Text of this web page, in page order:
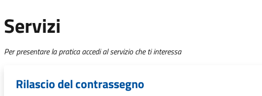
Servizi
Per presentare la pratica accedi al servizio che ti interessa
Rilascio del contrassegno